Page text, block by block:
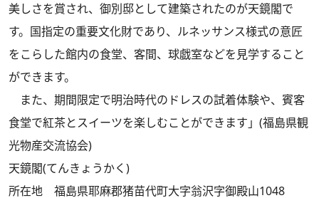
美しさを賞され、御別邸として建築されたのが天鏡閣で
す。国指定の重要文化財であり、ルネッサンス様式の意匠
をこらした館内の食堂、客間、球戯室などを見学すること
ができます。
また、期間限定で明治時代のドレスの試着体験や、賓客
食堂で紅茶とスイーツを楽しむことができます」(福島県観
光物産交流協会)
天鏡閣(てんきょうかく)
所在地 福島県耶麻郡猪苗代町大字翁沢字御殿山1048